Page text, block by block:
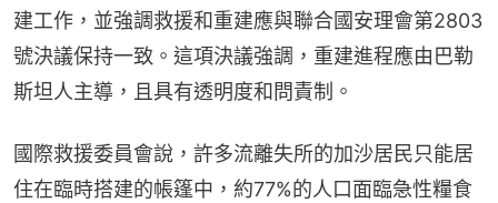
建工作，並強調救援和重建應與聯合國安理會第2803
號決議保持一致。這項決議強調，重建進程應由巴勒
斯坦人主導，且具有透明度和問責制。
國際救援委員會說，許多流離失所的加沙居民只能居
住在臨時搭建的帳篷中，約77%的人口面臨急性糧食